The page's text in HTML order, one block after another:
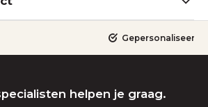
Gepersonaliseerde
helpen je graag.